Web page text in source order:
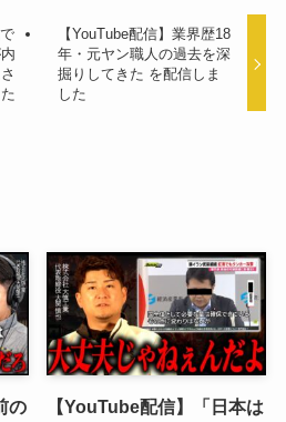
【YouTube配信】業界歴18
年・元ヤン職人の過去を深
掘りしてきた を配信しま
した
の
【YouTube配信】「日本は